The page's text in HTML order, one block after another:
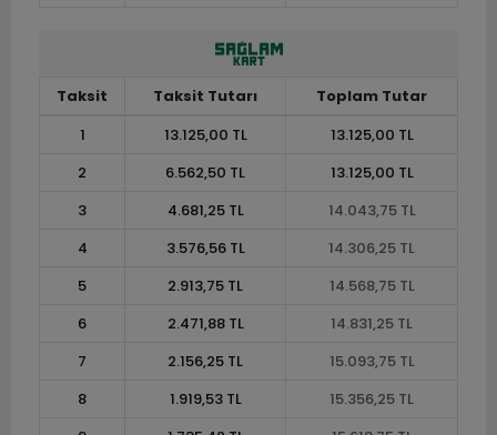
Taksit Taksit Tutarı
Toplam Tutar
1
13.125,00 TL
13.125,00 TL
2
6.562,50 TL
13.125,00 TL
3
4.681,25 TL
14.043,75 TL
4
3.576,56 TL
14.306,25 TL
5
2.913,75 TL
14.568,75 TL
6
2.471,88 TL
14.831,25 TL
7
2.156,25 TL
15.093,75 TL
8
1.919,53 TL
15.356,25 TL